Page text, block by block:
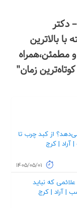
دکتر
بالاترین
زمان"
از کبد چرب تا
| کرج
1405/05/01
چه زمانی سونوگرافی لازم است؟ | ۱۵ علائمی که نباید
| آراد | کرج